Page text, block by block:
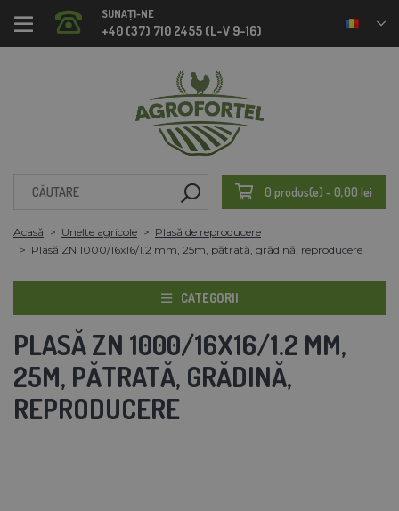
SUNAȚI-NE
+40 (37) 710 2455 (L-V 9-16)
0 produs(e) - 0,00 lei
Acasă Unelte agricole
Plasă de reproducere
Plasă ZN 1000/16x16/1.2 mm, 25m, pătrată, grădină, reproducere
CATEGORII
PLASĂ ZN 1000/16X16/1.2 MM,
25M, PĂTRATĂ, GRĂDINĂ,
REPRODUCERE